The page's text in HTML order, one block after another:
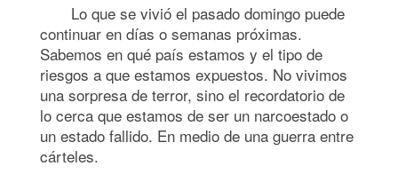
Lo que se vivió el pasado domingo puede
continuar en días o semanas próximas.
Sabemos en qué país estamos y el tipo de
riesgos a que estamos expuestos. No vivimos
una sorpresa de terror, sino el recordatorio de
lo cerca que estamos de ser un narcoestado o
un estado fallido. En medio de una guerra entre
cárteles.